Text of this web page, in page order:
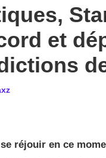
et
réjouir en ce